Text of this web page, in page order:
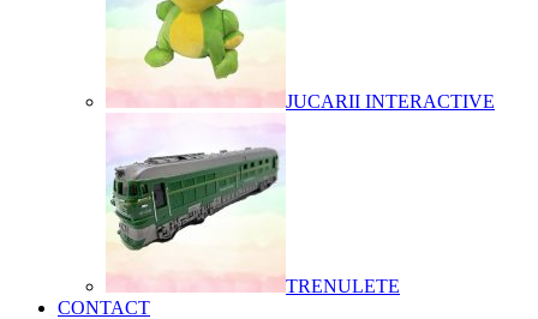
JUCARII INTERACTIVE
TRENULETE
CONTACT